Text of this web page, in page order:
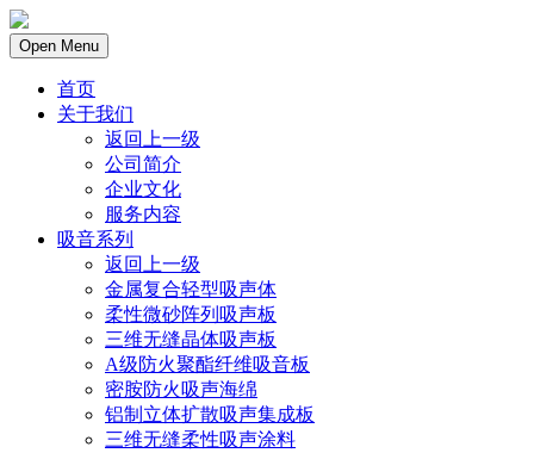
Open Menu
首页
关于我们
返回上一级
公司简介
企业文化
服务内容
吸音系列
返回上一级
金属复合轻型吸声体
柔性微砂阵列吸声板
三维无缝晶体吸声板
A级防火聚酯纤维吸音板
密胺防火吸声海绵
铝制立体扩散吸声集成板
三维无缝柔性吸声涂料